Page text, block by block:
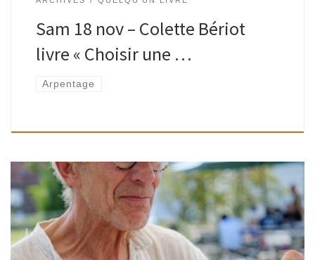
Sam 18 nov – Colette Bériot
livre « Choisir une …
Arpentage
Un·e habitant·e ·parle aux habitant·e·s : de son livre ou du
livre d’un autre (roman, essai, poésie…), du présent ou du